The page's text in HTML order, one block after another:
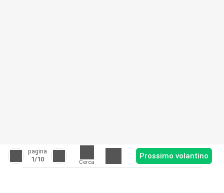
pagina
1/10 Cerca
Prossimo volantino